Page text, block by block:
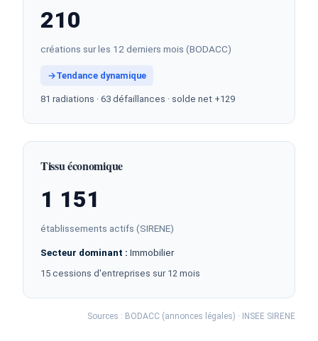
210
créations sur les 12 derniers mois (BODACC)
→Tendance dynamique
81 radiations · 63 défaillances · solde net +129
Tissu économique
1 151
établissements actifs (SIRENE)
Secteur dominant : Immobilier
15 cessions d'entreprises sur 12 mois
Sources : BODACC (annonces légales) · INSEE SIRENE